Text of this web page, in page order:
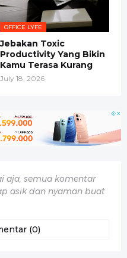
OFFICE LYFE
Jebakan Toxic
Productivity Yang Bikin
Kamu Terasa Kurang
July 18, 2026
aja, semua komentar
asik dan nyaman buat
(0)